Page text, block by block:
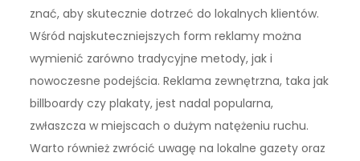
znać, aby skutecznie dotrzeć do lokalnych klientów.
Wśród najskuteczniejszych form reklamy można
wymienić zarówno tradycyjne metody, jak i
nowoczesne podejścia. Reklama zewnętrzna, taka jak
billboardy czy plakaty, jest nadal popularna,
zwłaszcza w miejscach o dużym natężeniu ruchu.
Warto również zwrócić uwagę na lokalne gazety oraz